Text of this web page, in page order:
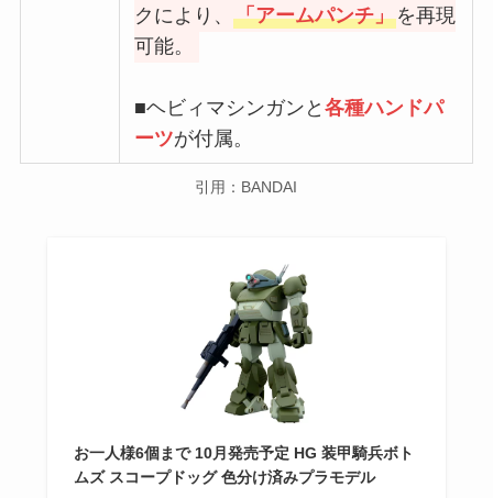
クにより、「アームパンチ」を再現
可能。
■ヘビィマシンガンと各種ハンドパ
ーツが付属。
引用：BANDAI
お一人様6個まで 10月発売予定 HG 装甲騎兵ボト
ムズ スコープドッグ 色分け済みプラモデル